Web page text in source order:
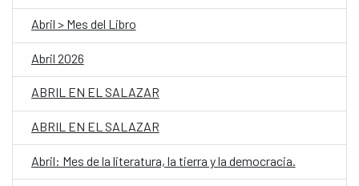
Abril > Mes del Libro
Abril 2026
ABRIL EN EL SALAZAR
ABRIL EN EL SALAZAR
Abril: Mes de la literatura, la tierra y la democracia.